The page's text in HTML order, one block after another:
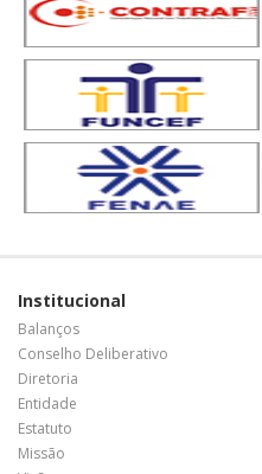
Institucional
Balanços
Conselho Deliberativo
Diretoria
Entidade
Estatuto
Missão